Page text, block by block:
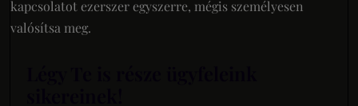
kapcsolatot ezerszer egyszerre, mégis személyesen
valósítsa meg.